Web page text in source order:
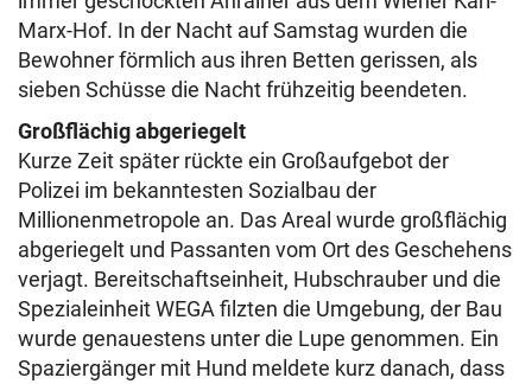
Marx-Hof. In der Nacht auf Samstag wurden die
Bewohner förmlich aus ihren Betten gerissen, als
sieben Schüsse die Nacht frühzeitig beendeten.
Großflächig abgeriegelt
Kurze Zeit später rückte ein Großaufgebot der
Polizei im bekanntesten Sozialbau der
Millionenmetropole an. Das Areal wurde großflächig
abgeriegelt und Passanten vom Ort des Geschehens
verjagt. Bereitschaftseinheit, Hubschrauber und die
Spezialeinheit WEGA filzten die Umgebung, der Bau
wurde genauestens unter die Lupe genommen. Ein
Spaziergänger mit Hund meldete kurz danach, dass